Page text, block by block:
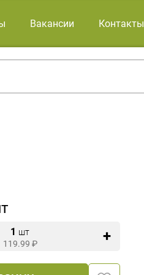
Вакансии Контакты
1 шт
119.99 ₽